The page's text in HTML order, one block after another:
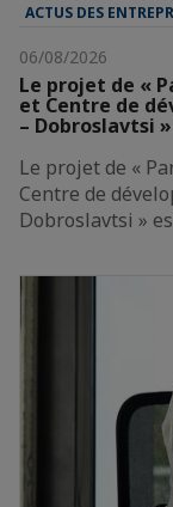
ACTUS DES
06/08/2026
Le projet de «
et Centre de
– Dobroslavtsi
Le projet de «
Centre de
Dobroslavtsi »